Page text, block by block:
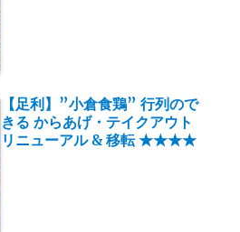
【足利】”小倉食鶏” 行列ので
きる からあげ・テイクアウト
リニューアル & 移転 ★★★★